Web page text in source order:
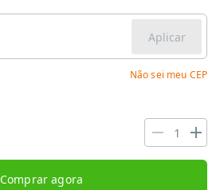
Aplicar
Não sei meu CEP
Comprar agora